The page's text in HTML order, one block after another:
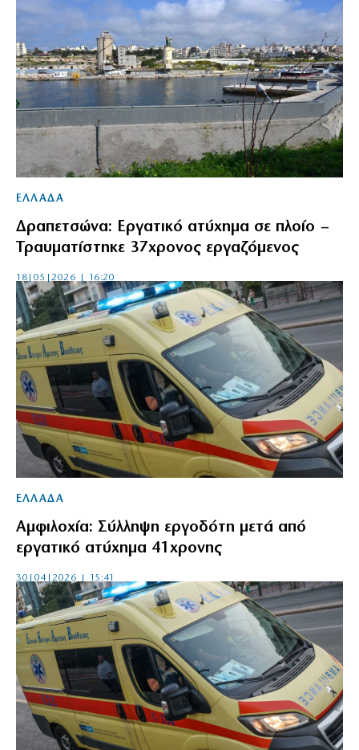
ΕΛΛΑΔΑ
Δραπετσώνα: Εργατικό ατύχημα σε πλοίο –
Τραυματίστηκε 37χρονος εργαζόμενος
18|05|2026 | 16:20
ΕΛΛΑΔΑ
Αμφιλοχία: Σύλληψη εργοδότη μετά από
εργατικό ατύχημα 41χρονης
30|04|2026 | 15:41